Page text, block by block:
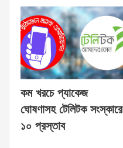
কম খরচে প্যাকেজ
ঘোষণাসহ টেলিটক সংস্কারে
১০ প্রস্তাব